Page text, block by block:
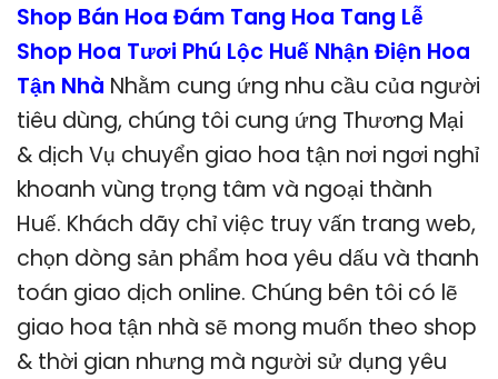
Shop Bán Hoa Đám Tang Hoa Tang Lễ
Shop Hoa Tươi Phú Lộc Huế Nhận Điện Hoa
Tận Nhà Nhằm cung ứng nhu cầu của người
tiêu dùng, chúng tôi cung ứng Thương Mại
& dịch Vụ chuyển giao hoa tận nơi ngơi nghỉ
khoanh vùng trọng tâm và ngoại thành
Huế. Khách dãy chỉ việc truy vấn trang web,
chọn dòng sản phẩm hoa yêu dấu và thanh
toán giao dịch online. Chúng bên tôi có lẽ
giao hoa tận nhà sẽ mong muốn theo shop
& thời gian nhưng mà người sử dụng yêu